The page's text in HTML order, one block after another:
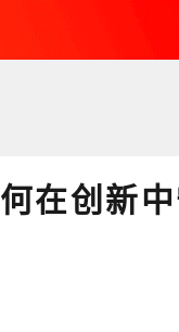
在创新